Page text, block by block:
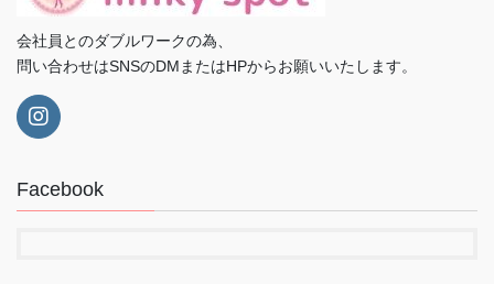
会社員とのダブルワークの為、
問い合わせはSNSのDMまたはHPからお願いいたします。
Facebook